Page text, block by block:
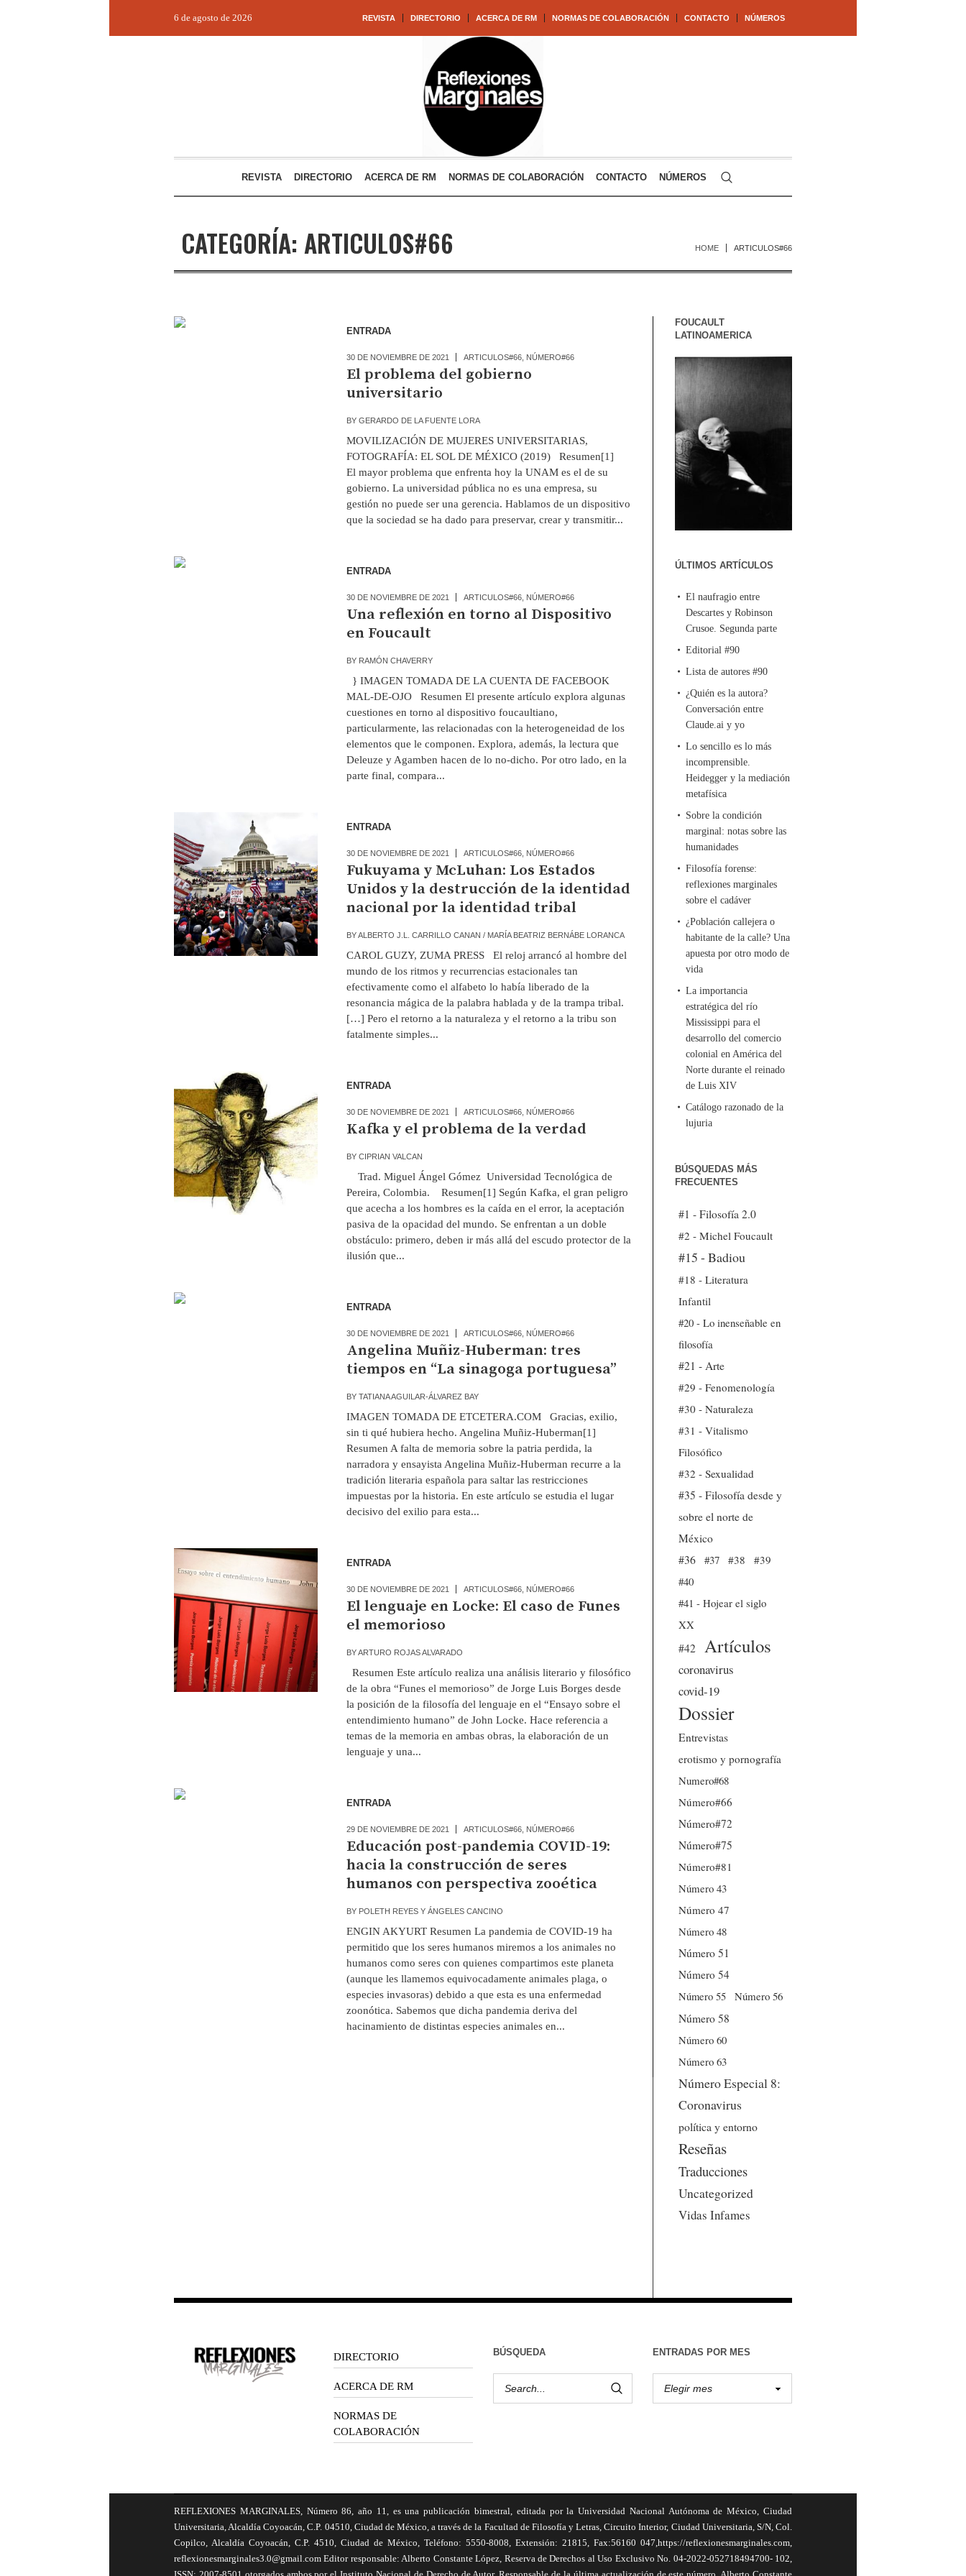
REVISTA DIRECTORIO ACERCA DE RM NORMAS DE COLABORACIÓN CONTACTO NÚMEROS
6 de agosto de 2026
REVISTA DIRECTORIO ACERCA DE RM NORMAS DE COLABORACIÓN CONTACTO NÚMEROS
CATEGORÍA: ARTICULOS#66 HOME ARTICULOS#66
ENTRADA
30 DE NOVIEMBRE DE 2021 ARTICULOS#66, NÚMERO#66
El problema del gobierno
universitario
BY GERARDO DE LA FUENTE LORA
MOVILIZACIÓN DE MUJERES UNIVERSITARIAS,
FOTOGRAFÍA: EL SOL DE MÉXICO (2019) Resumen[1]
El mayor problema que enfrenta hoy la UNAM es el de su
gobierno. La universidad pública no es una empresa, su
gestión no puede ser una gerencia. Hablamos de un dispositivo
que la sociedad se ha dado para preservar, crear y transmitir...
ENTRADA
30 DE NOVIEMBRE DE 2021 ARTICULOS#66, NÚMERO#66
Una reflexión en torno al Dispositivo
en Foucault
BY RAMÓN CHAVERRY
} IMAGEN TOMADA DE LA CUENTA DE FACEBOOK
MAL-DE-OJO Resumen El presente artículo explora algunas
cuestiones en torno al dispositivo foucaultiano,
particularmente, las relacionadas con la heterogeneidad de los
elementos que le componen. Explora, además, la lectura que
Deleuze y Agamben hacen de lo no-dicho. Por otro lado, en la
parte final, compara...
ENTRADA
30 DE NOVIEMBRE DE 2021 ARTICULOS#66, NÚMERO#66
Fukuyama y McLuhan: Los Estados
Unidos y la destrucción de la identidad
nacional por la identidad tribal
BYALBERTO J.L. CARRILLO CANAN / MARÍA BEATRIZ BERNÁBE LORANCA
CAROL GUZY, ZUMA PRESS El reloj arrancó al hombre del
mundo de los ritmos y recurrencias estacionales tan
efectivamente como el alfabeto lo había liberado de la
resonancia mágica de la palabra hablada y de la trampa tribal.
[…] Pero el retorno a la naturaleza y el retorno a la tribu son
fatalmente simples...
ENTRADA
30 DE NOVIEMBRE DE 2021 ARTICULOS#66, NÚMERO#66
Kafka y el problema de la verdad
BY CIPRIAN VALCAN
Trad. Miguel Ángel Gómez Universidad Tecnológica de
Pereira, Colombia. Resumen[1] Según Kafka, el gran peligro
que acecha a los hombres es la caída en el error, la aceptación
pasiva de la opacidad del mundo. Se enfrentan a un doble
obstáculo: primero, deben ir más allá del escudo protector de la
ilusión que...
ENTRADA
30 DE NOVIEMBRE DE 2021 ARTICULOS#66, NÚMERO#66
Angelina Muñiz-Huberman: tres
tiempos en “La sinagoga portuguesa”
BY TATIANA AGUILAR-ÁLVAREZ BAY
IMAGEN TOMADA DE ETCETERA.COM Gracias, exilio,
sin ti qué hubiera hecho. Angelina Muñiz-Huberman[1]
Resumen A falta de memoria sobre la patria perdida, la
narradora y ensayista Angelina Muñiz-Huberman recurre a la
tradición literaria española para saltar las restricciones
impuestas por la historia. En este artículo se estudia el lugar
decisivo del exilio para esta...
ENTRADA
30 DE NOVIEMBRE DE 2021 ARTICULOS#66, NÚMERO#66
El lenguaje en Locke: El caso de Funes
el memorioso
BYARTURO ROJAS ALVARADO
Resumen Este artículo realiza una análisis literario y filosófico
de la obra “Funes el memorioso” de Jorge Luis Borges desde
la posición de la filosofía del lenguaje en el “Ensayo sobre el
entendimiento humano” de John Locke. Hace referencia a
temas de la memoria en ambas obras, la elaboración de un
lenguaje y una...
ENTRADA
29 DE NOVIEMBRE DE 2021 ARTICULOS#66, NÚMERO#66
Educación post-pandemia COVID-19:
hacia la construcción de seres
humanos con perspectiva zooética
BY POLETH REYES Y ÁNGELES CANCINO
ENGIN AKYURT Resumen La pandemia de COVID-19 ha
permitido que los seres humanos miremos a los animales no
humanos como seres con quienes compartimos este planeta
(aunque les llamemos equivocadamente animales plaga, o
especies invasoras) debido a que esta es una enfermedad
zoonótica. Sabemos que dicha pandemia deriva del
hacinamiento de distintas especies animales en...
FOUCAULT
LATINOAMERICA
ÚLTIMOS ARTÍCULOS
El naufragio entre
Descartes y Robinson
Crusoe. Segunda parte
Editorial #90
Lista de autores #90
¿Quién es la autora?
Conversación entre
Claude.ai y yo
Lo sencillo es lo más
incomprensible.
Heidegger y la mediación
metafísica
Sobre la condición
marginal: notas sobre las
humanidades
Filosofía forense:
reflexiones marginales
sobre el cadáver
¿Población callejera o
habitante de la calle? Una
apuesta por otro modo de
vida
La importancia
estratégica del río
Mississippi para el
desarrollo del comercio
colonial en América del
Norte durante el reinado
de Luis XIV
Catálogo razonado de la
lujuria
BÚSQUEDAS MÁS
FRECUENTES
#1 - Filosofía 2.0
#2 - Michel Foucault
#15 - Badiou
#18 - Literatura
Infantil
#20 - Lo inenseñable en
filosofía
#21 - Arte
#29 - Fenomenología
#30 - Naturaleza
#31 - Vitalismo
Filosófico
#32 - Sexualidad
#35 - Filosofía desde y
sobre el norte de
México
#36
#37 #38
#39
#40
#41 - Hojear el siglo
XX
#42
Artículos
coronavirus
covid-19
Dossier
Entrevistas
erotismo y pornografía
Numero#68
Número#66
Número#72
Número#75
Número#81
Número 43
Número 47
Número 48
Número 51
Número 54
Número 55
Número 56
Número 58
Número 60
Número 63
Número Especial 8:
Coronavirus
política y entorno
Reseñas
Traducciones
Uncategorized
Vidas Infames
DIRECTORIO
ACERCA DE RM
NORMAS DE
COLABORACIÓN
BÚSQUEDA ENTRADAS POR MES
REFLEXIONES MARGINALES, Número 86, año 11, es una publicación bimestral, editada por la Universidad Nacional Autónoma de México, Ciudad
Universitaria, Alcaldía Coyoacán, C.P. 04510, Ciudad de México, a través de la Facultad de Filosofía y Letras, Circuito Interior, Ciudad Universitaria, S/N, Col.
Copilco, Alcaldía Coyoacán, C.P. 4510, Ciudad de México, Teléfono: 5550-8008, Extensión: 21815, Fax:56160 047,https://reflexionesmarginales.com,
reflexionesmarginales3.0@gmail.com Editor responsable: Alberto Constante López, Reserva de Derechos al Uso Exclusivo No. 04-2022-052718494700- 102,